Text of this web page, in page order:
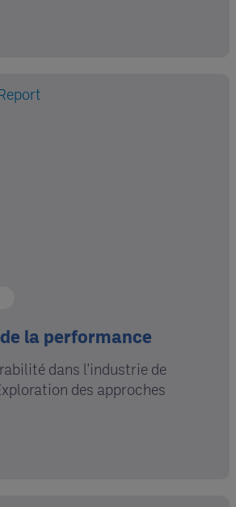
la performance
dans l'industrie de
des approches